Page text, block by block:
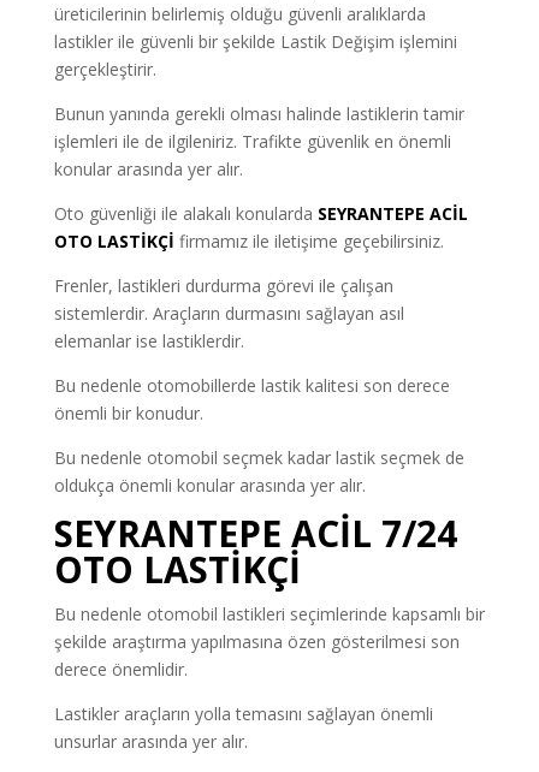
üreticilerinin belirlemiş olduğu güvenli aralıklarda
lastikler ile güvenli bir şekilde Lastik Değişim işlemini
gerçekleştirir.
Bunun yanında gerekli olması halinde lastiklerin tamir
işlemleri ile de ilgileniriz. Trafikte güvenlik en önemli
konular arasında yer alır.
Oto güvenliği ile alakalı konularda SEYRANTEPE ACİL
OTO LASTİKÇİ firmamız ile iletişime geçebilirsiniz.
Frenler, lastikleri durdurma görevi ile çalışan
sistemlerdir. Araçların durmasını sağlayan asıl
elemanlar ise lastiklerdir.
Bu nedenle otomobillerde lastik kalitesi son derece
önemli bir konudur.
Bu nedenle otomobil seçmek kadar lastik seçmek de
oldukça önemli konular arasında yer alır.
SEYRANTEPE ACİL 7/24
OTO LASTİKÇİ
Bu nedenle otomobil lastikleri seçimlerinde kapsamlı bir
şekilde araştırma yapılmasına özen gösterilmesi son
derece önemlidir.
Lastikler araçların yolla temasını sağlayan önemli
unsurlar arasında yer alır.